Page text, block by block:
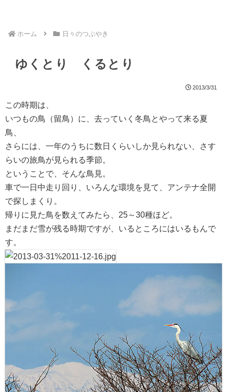
ホーム 日々のつぶやき
ゆくとり くるとり
2013/3/31
この時期は、
いつもの鳥（留鳥）に、去っていく冬鳥とやって来る夏
鳥、
さらには、一年のうちに数日くらいしか見られない、さす
らいの旅鳥が見られる季節。
ということで、そんな鳥見。
車で一日中走り回り、いろんな環境を見て、アンテナ全開
で探しまくり。
帰りに見た鳥を数えてみたら、25～30種ほど。
まだまだ雪が残る時期ですが、いるところにはいるもんで
す。